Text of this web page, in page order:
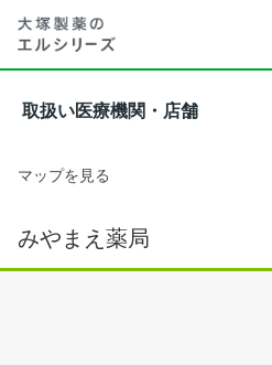
取扱い医療機関・店舗
マップを見る
みやまえ薬局